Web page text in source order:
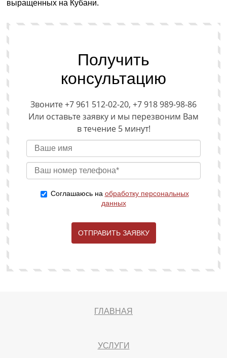
выращенных на Кубани.
Получить
консультацию
Звоните +7 961 512-02-20, +7 918 989-98-86
Или оставьте заявку и мы перезвоним Вам
в течение 5 минут!
Соглашаюсь на обработку персональных
данных
ОТПРАВИТЬ ЗАЯВКУ
ГЛАВНАЯ
УСЛУГИ